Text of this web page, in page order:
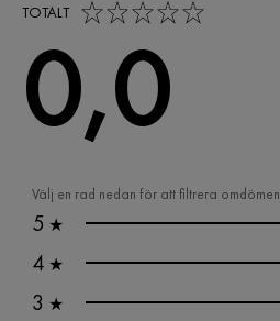
Välj en rad nedan för att filtrera omdömen
5 ★
4 ★
3 ★
TOTALT
0,0 out of 5 stars
0,0